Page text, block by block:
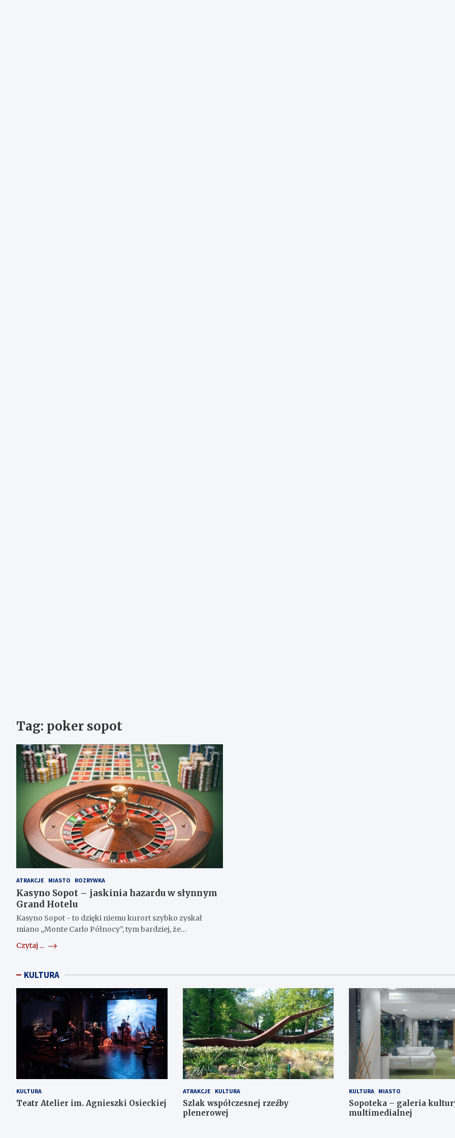
Tag: poker sopot
ATRAKCJE MIASTO ROZRYWKA
Kasyno Sopot – jaskinia hazardu w słynnym
Grand Hotelu
Kasyno Sopot - to dzięki niemu kurort szybko zyskał
miano „Monte Carlo Północy”, tym bardziej, że…
Czytaj ...
KULTURA
KULTURA
Teatr Atelier im. Agnieszki Osieckiej
ATRAKCJE KULTURA
Szlak współczesnej rzeźby
plenerowej
KULTURA MIASTO
Sopoteka – galeria
multimedialnej